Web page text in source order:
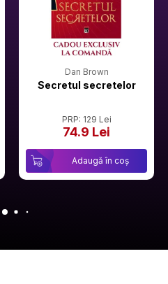
Dan Brown
Secretul secretelor
PRP: 129 Lei
74.9 Lei
Adaugă în coș